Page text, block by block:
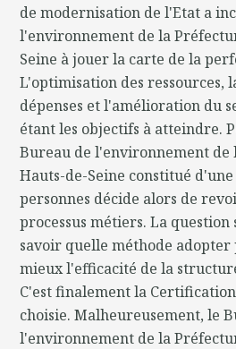
de modernisation de l'Etat a
l'environnement de la
Seine à jouer la carte de la
L'optimisation des ressources,
dépenses et l'amélioration du
étant les objectifs à atteindre.
Bureau de l'environnement de
Hauts-de-Seine constitué
personnes décide alors de
processus métiers. La question
savoir quelle méthode
mieux l'efficacité de la
C'est finalement la
choisie. Malheureusement, le
l'environnement de la